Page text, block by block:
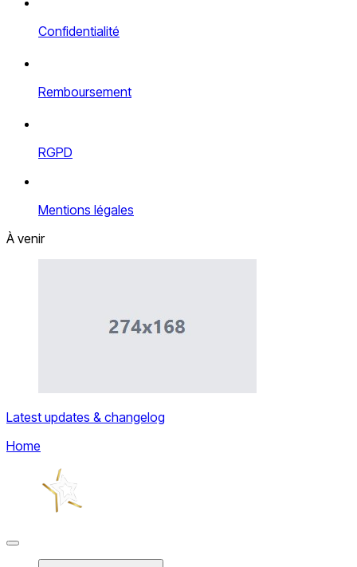
Confidentialité
Remboursement
RGPD
Mentions légales
À venir
Latest updates & changelog
Home